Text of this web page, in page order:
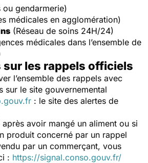
ou gendarmerie)
médicales en agglomération)
(Réseau de soins 24H/24)
médicales dans l’ensemble de
sur les rappels officiels
l’ensemble des rappels avec
sur le site gouvernemental
: le site des alertes de
avoir mangé un aliment ou si
produit concerné par un rappel
par un commerçant, vous
: https://signal.conso.gouv.fr/